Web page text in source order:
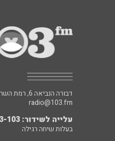
דבורה הנביאה 6, רמת השרון
radio@103.fm
עלייה לשידור: 0552-103-103
בעלות שיחה רגילה